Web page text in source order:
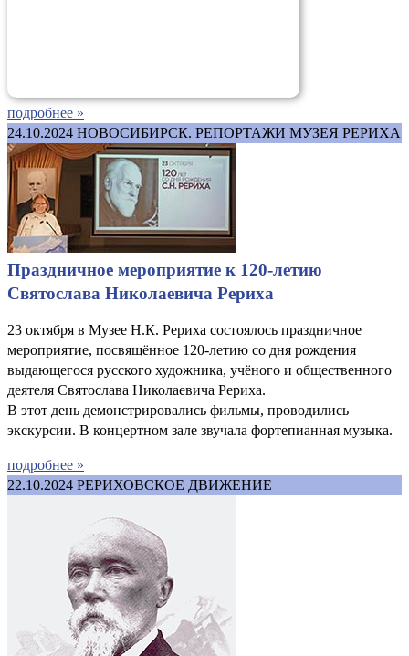
подробнее »
24.10.2024 НОВОСИБИРСК. РЕПОРТАЖИ МУЗЕЯ РЕРИХА
Праздничное мероприятие к 120-летию
Святослава Николаевича Рериха
23 октября в Музее Н.К. Рериха состоялось праздничное
мероприятие, посвящённое 120-летию со дня рождения
выдающегося русского художника, учёного и общественного
деятеля Святослава Николаевича Рериха.
В этот день демонстрировались фильмы, проводились
экскурсии. В концертном зале звучала фортепианная музыка.
подробнее »
22.10.2024 РЕРИХОВСКОЕ ДВИЖЕНИЕ